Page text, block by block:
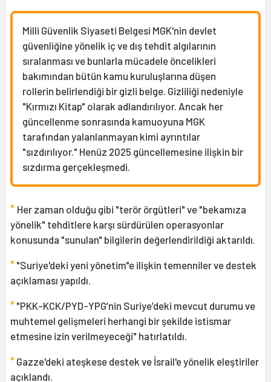
Milli Güvenlik Siyaseti Belgesi MGK'nin devlet
güvenliğine yönelik iç ve dış tehdit algılarının
sıralanması ve bunlarla mücadele öncelikleri
bakımından bütün kamu kuruluşlarına düşen
rollerin belirlendiği bir gizli belge. Gizliliği nedeniyle
"Kırmızı Kitap" olarak adlandırılıyor. Ancak her
güncellenme sonrasında kamuoyuna MGK
tarafından yalanlanmayan kimi ayrıntılar
"sızdırılıyor." Henüz 2025 güncellemesine ilişkin bir
sızdırma gerçekleşmedi.
* Her zaman olduğu gibi "terör örgütleri" ve "bekamıza
yönelik" tehditlere karşı sürdürülen operasyonlar
konusunda "sunulan" bilgilerin değerlendirildiği aktarıldı.
* "Suriye'deki yeni yönetim"e ilişkin temenniler ve destek
açıklaması yapıldı.
* "PKK-KCK/PYD-YPG’nin Suriye’deki mevcut durumu ve
muhtemel gelişmeleri herhangi bir şekilde istismar
etmesine izin verilmeyeceği" hatırlatıldı.
* Gazze'deki ateşkese destek ve İsrail'e yönelik eleştiriler
açıklandı.